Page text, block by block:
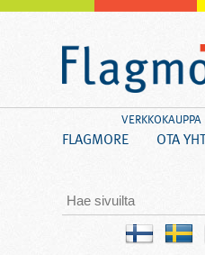
FLAGMORE OTA
VERKKOKAUPPA